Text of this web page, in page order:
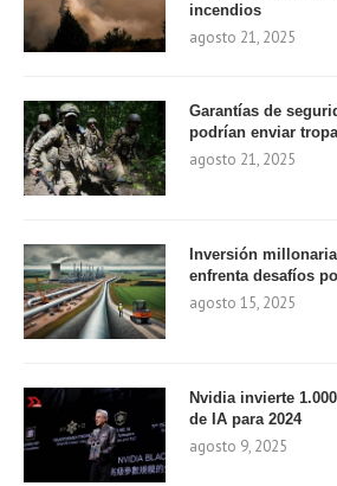
incendios
agosto 21, 2025
Garantías de
podrían enviar
agosto 21, 2025
Inversión
enfrenta desafíos
agosto 15, 2025
Nvidia invierte
de IA para 2024
agosto 9, 2025